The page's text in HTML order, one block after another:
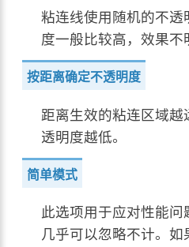
粘连线使用随机的不
度一般比较高，效果不
按距离确定不透明度
距离生效的粘连区域
透明度越低。
简单模式
此选项用于应对性能
几乎可以忽略不计。